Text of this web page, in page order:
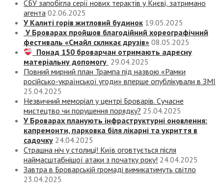
СБУ запобігла серії нових терактів у Києві, затримано
агента 02.06.2025
У Калиті горів житловий будинок 19.05.2025
У Броварах пройшов благодійний хореографічний
фестиваль «Смайл скликає друзів» 08.05.2025
Понад 150 броварчан отримають адресну
матеріальну допомогу 29.04.2025
Повний мирний план Трампа під назвою «‎Рамки
російсько-української угоди» вперше опублікували в ЗМІ
25.04.2025
Незвичний меморіал у центрі Броварів. Сучасне
мистецтво чи порушення порядку? 25.04.2025
У Броварах планують інфраструктурні оновлення:
капремонти, парковка біля лікарні та укриття в
садочку 24.04.2025
Страшна ніч у столиці! Київ оговтується після
наймасштабнішої атаки з початку року! 24.04.2025
Завтра в Броварській громаді вимикатимуть світло
23.04.2025